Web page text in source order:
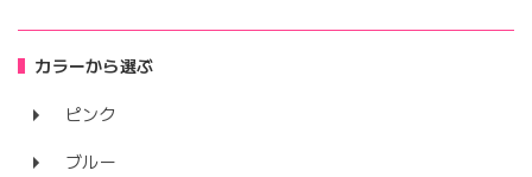
カラーから選ぶ
ピンク
ブルー